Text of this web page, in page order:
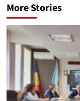
More Stories